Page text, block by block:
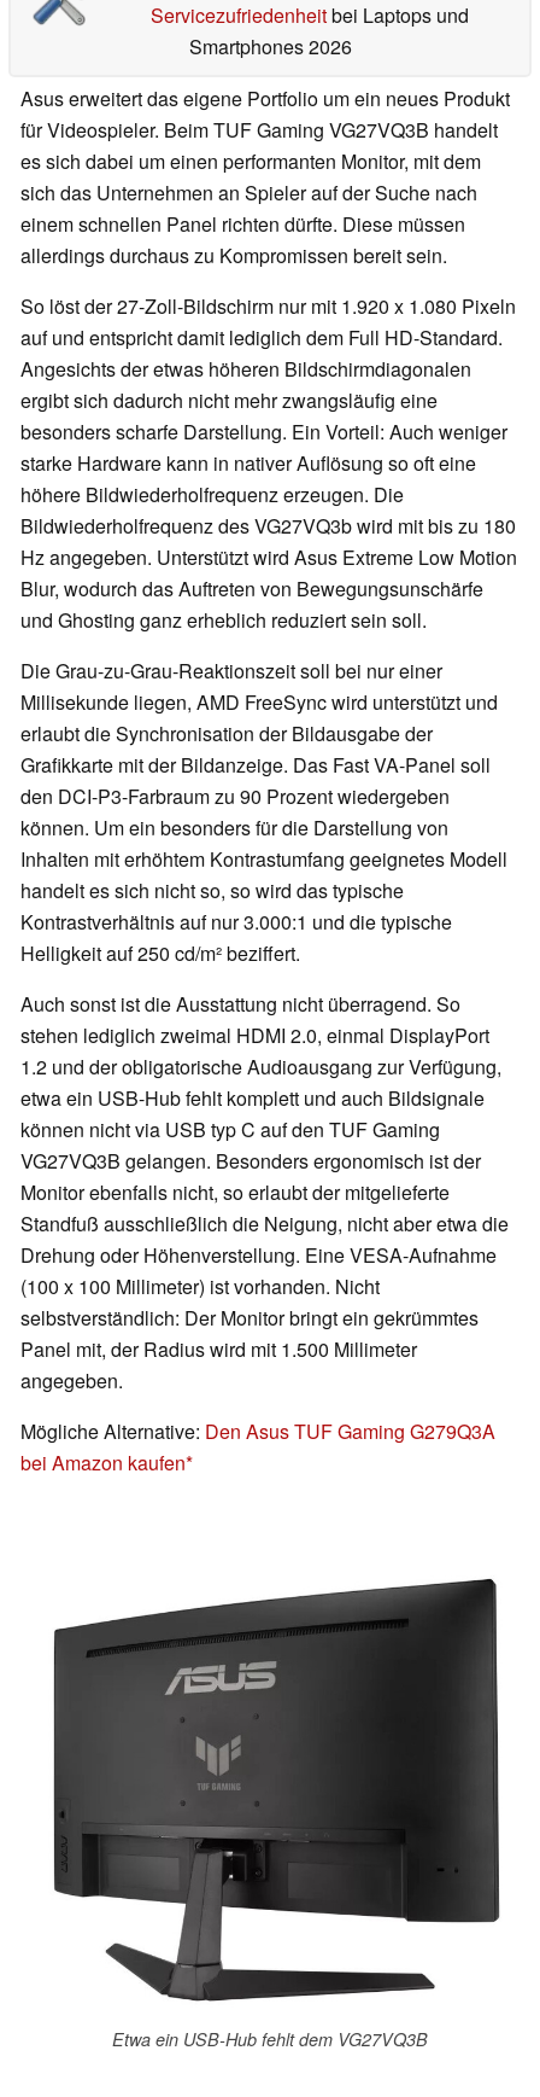
Servicezufriedenheitbei Laptops und
Smartphones 2026
Asus erweitert das eigene Portfolio um ein neues Produkt
für Videospieler. Beim TUF Gaming VG27VQ3B handelt
es sich dabei um einen performanten Monitor, mit dem
sich das Unternehmen an Spieler auf der Suche nach
einem schnellen Panel richten dürfte. Diese müssen
allerdings durchaus zu Kompromissen bereit sein.
So löst der 27-Zoll-Bildschirm nur mit 1.920 x 1.080 Pixeln
auf und entspricht damit lediglich dem Full HD-Standard.
Angesichts der etwas höheren Bildschirmdiagonalen
ergibt sich dadurch nicht mehr zwangsläufig eine
besonders scharfe Darstellung. Ein Vorteil: Auch weniger
starke Hardware kann in nativer Auflösung so oft eine
höhere Bildwiederholfrequenz erzeugen. Die
Bildwiederholfrequenz des VG27VQ3b wird mit bis zu 180
Hz angegeben. Unterstützt wird Asus Extreme Low Motion
Blur, wodurch das Auftreten von Bewegungsunschärfe
und Ghosting ganz erheblich reduziert sein soll.
Die Grau-zu-Grau-Reaktionszeit soll bei nur einer
Millisekunde liegen, AMD FreeSync wird unterstützt und
erlaubt die Synchronisation der Bildausgabe der
Grafikkarte mit der Bildanzeige. Das Fast VA-Panel soll
den DCI-P3-Farbraum zu 90 Prozent wiedergeben
können. Um ein besonders für die Darstellung von
Inhalten mit erhöhtem Kontrastumfang geeignetes Modell
handelt es sich nicht so, so wird das typische
Kontrastverhältnis auf nur 3.000:1 und die typische
Helligkeit auf 250 cd/m² beziffert.
Auch sonst ist die Ausstattung nicht überragend. So
stehen lediglich zweimal HDMI 2.0, einmal DisplayPort
1.2 und der obligatorische Audioausgang zur Verfügung,
etwa ein USB-Hub fehlt komplett und auch Bildsignale
können nicht via USB typ C auf den TUF Gaming
VG27VQ3B gelangen. Besonders ergonomisch ist der
Monitor ebenfalls nicht, so erlaubt der mitgelieferte
Standfuß ausschließlich die Neigung, nicht aber etwa die
Drehung oder Höhenverstellung. Eine VESA-Aufnahme
(100 x 100 Millimeter) ist vorhanden. Nicht
selbstverständlich: Der Monitor bringt ein gekrümmtes
Panel mit, der Radius wird mit 1.500 Millimeter
angegeben.
Mögliche Alternative: Den Asus TUF Gaming G279Q3A
bei Amazon kaufen
Etwa ein USB-Hub fehlt dem VG27VQ3B